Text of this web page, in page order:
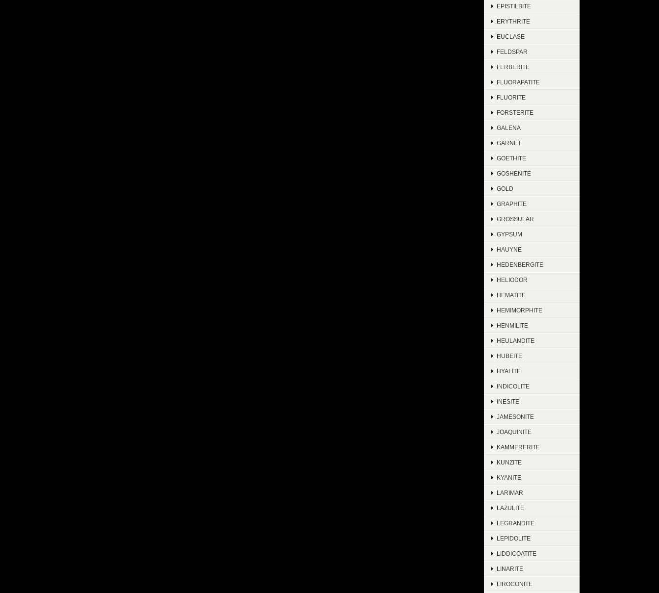
EPISTILBITE
ERYTHRITE
EUCLASE
FELDSPAR
FERBERITE
FLUORAPATITE
FLUORITE
FORSTERITE
GALENA
GARNET
GOETHITE
GOSHENITE
GOLD
GRAPHITE
GROSSULAR
GYPSUM
HAUYNE
HEDENBERGITE
HELIODOR
HEMATITE
HEMIMORPHITE
HENMILITE
HEULANDITE
HUBEITE
HYALITE
INDICOLITE
INESITE
JAMESONITE
JOAQUINITE
KAMMERERITE
KUNZITE
KYANITE
LARIMAR
LAZULITE
LEGRANDITE
LEPIDOLITE
LIDDICOATITE
LINARITE
LIROCONITE